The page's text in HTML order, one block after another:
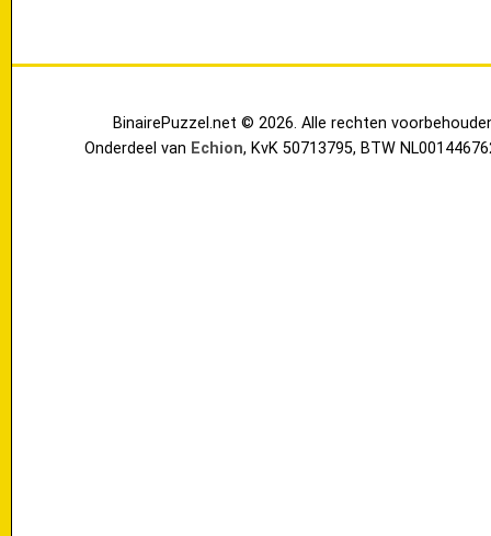
BinairePuzzel.net © 2026. Alle rechten
Onderdeel van Echion, KvK 50713795, BTW